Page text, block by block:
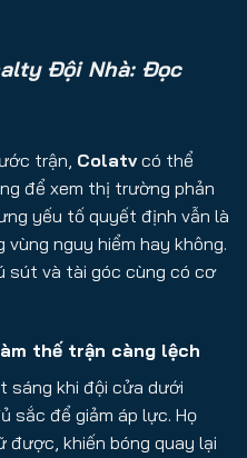
Đội Nhà: Đọc
trận, Colatvcó thể
để xem thị trường phản
yếu tố quyết định vẫn là
nguy hiểm hay không.
sút và tài góc cùng có cơ
thế trận càng lệch
sáng khi đội cửa dưới
sắc để giảm áp lực. Họ
được, khiến bóng quay lại